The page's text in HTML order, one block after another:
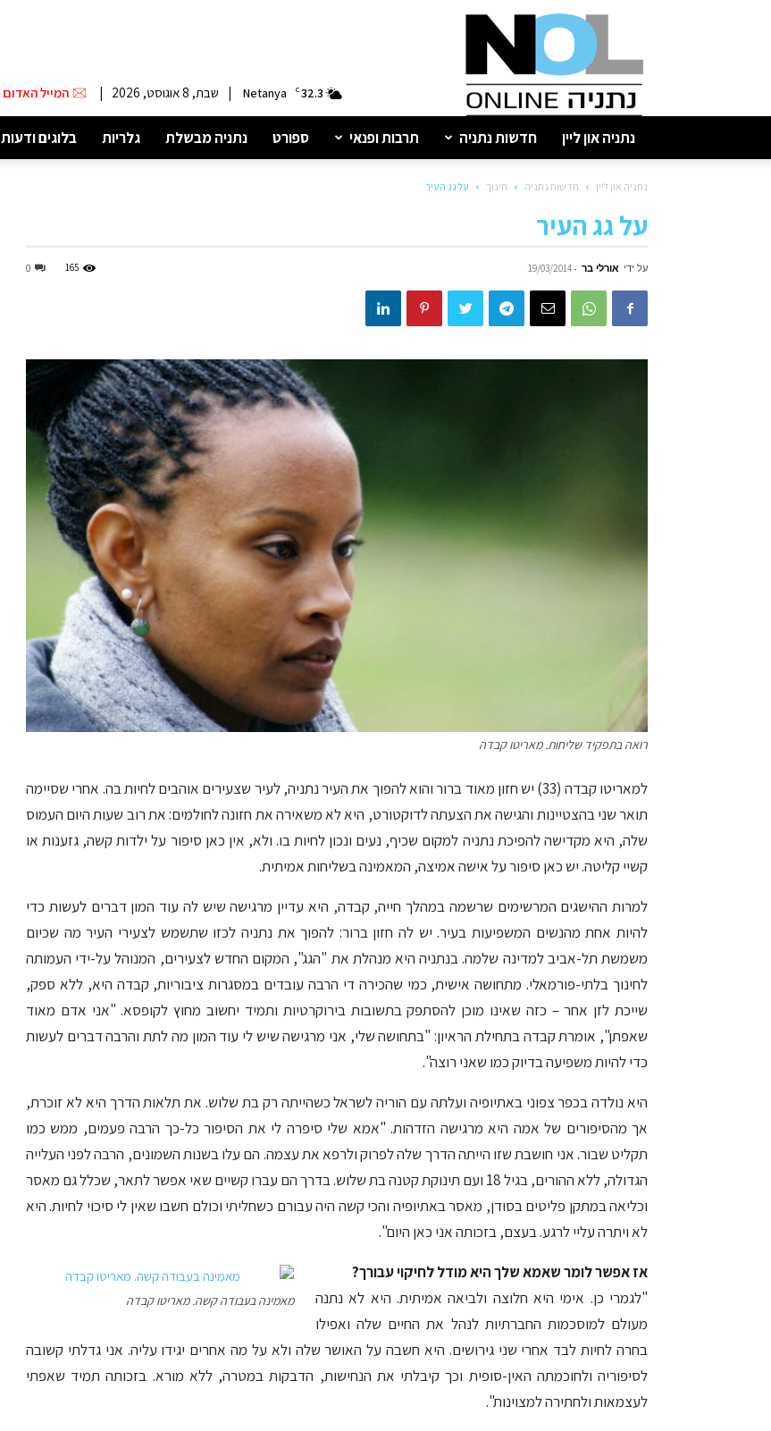
נתניה
32.3
C
Netanya
| שבת, 8 אוגוסט, 2026 | המייל האדום
נתניה און ליין חדשות נתניה תרבות ופנאי ספורט נתניה מבשלת גלריות בלוגים ודעות
נתניה און ליין חדשות נתניה חינוך על גג העיר
על גג העיר
על ידי אורלי בר -
19/03/2014
0 165
רואה בתפקיד שליחות. מאריטו קבדה
למאריטו קבדה (33) יש חזון מאוד ברור והוא להפוך את העיר נתניה, לעיר שצעירים אוהבים לחיות בה. אחרי שסיימה
תואר שני בהצטיינות והגישה את הצעתה לדוקטורט, היא לא משאירה את חזונה לחולמים: את רוב שעות היום העמוס
שלה, היא מקדישה להפיכת נתניה למקום שכיף, נעים ונכון לחיות בו. ולא, אין כאן סיפור על ילדות קשה, גזענות או
קשיי קליטה. יש כאן סיפור על אישה אמיצה, המאמינה בשליחות אמיתית.
למרות ההישגים המרשימים שרשמה במהלך חייה, קבדה, היא עדיין מרגישה שיש לה עוד המון דברים לעשות כדי
להיות אחת מהנשים המשפיעות בעיר. יש לה חזון ברור: להפוך את נתניה לכזו שתשמש לצעירי העיר מה שכיום
משמשת תל-אביב למדינה שלמה. בנתניה היא מנהלת את "הגג", המקום החדש לצעירים, המנוהל על-ידי העמותה
לחינוך בלתי-פורמאלי. מתחושה אישית, כמי שהכירה די הרבה עובדים במסגרות ציבוריות, קבדה היא, ללא ספק,
שייכת לזן אחר – כזה שאינו מוכן להסתפק בתשובות בירוקרטיות ותמיד יחשוב מחוץ לקופסא. "אני אדם מאוד
שאפתן", אומרת קבדה בתחילת הראיון: "בתחושה שלי, אני מרגישה שיש לי עוד המון מה לתת והרבה דברים לעשות
כדי להיות משפיעה בדיוק כמו שאני רוצה".
היא נולדה בכפר צפוני באתיופיה ועלתה עם הוריה לשראל כשהייתה רק בת שלוש. את תלאות הדרך היא לא זוכרת,
אך מהסיפורים של אמה היא מרגישה הזדהות. "אמא שלי סיפרה לי את הסיפור כל-כך הרבה פעמים, ממש כמו
תקליט שבור. אני חושבת שזו הייתה הדרך שלה לפרוק ולרפא את עצמה. הם עלו בשנות השמונים, הרבה לפני העלייה
הגדולה, ללא ההורים, בגיל 18 ועם תינוקת קטנה בת שלוש. בדרך הם עברו קשיים שאי אפשר לתאר, שכלל גם מאסר
וכליאה במתקן פליטים בסודן, מאסר באתיופיה והכי קשה היה עבורם כשחליתי וכולם חשבו שאין לי סיכוי לחיות. היא
לא ויתרה עליי לרגע. בעצם, בזכותה אני כאן היום".
מאמינה בעבודה קשה. מאריטו קבדה
אז אפשר לומר שאמא שלך היא מודל לחיקוי עבורך?
"לגמרי כן. אימי היא חלוצה ולביאה אמיתית. היא לא נתנה
מעולם למוסכמות החברתיות לנהל את החיים שלה ואפילו
בחרה לחיות לבד אחרי שני גירושים. היא חשבה על האושר שלה ולא על מה אחרים יגידו עליה. אני גדלתי קשובה
לסיפוריה ולחוכמתה האין-סופית וכך קיבלתי את הנחישות, הדבקות במטרה, ללא מורא. בזכותה תמיד שאפתי
לעצמאות ולחתירה למצוינות".